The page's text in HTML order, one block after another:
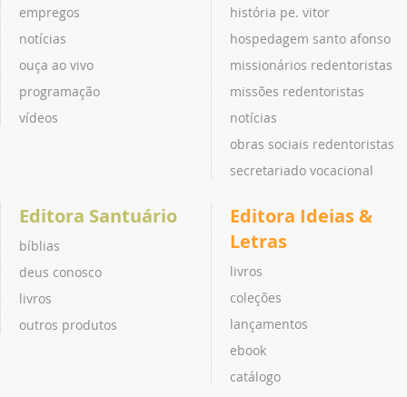
empregos
notícias
ouça ao vivo
programação
vídeos
história pe. vitor
hospedagem santo afonso
missionários redentoristas
missões redentoristas
notícias
obras sociais redentoristas
secretariado vocacional
Editora Santuário
bíblias
deus conosco
livros
outros produtos
Editora Ideias &
Letras
livros
coleções
lançamentos
ebook
catálogo